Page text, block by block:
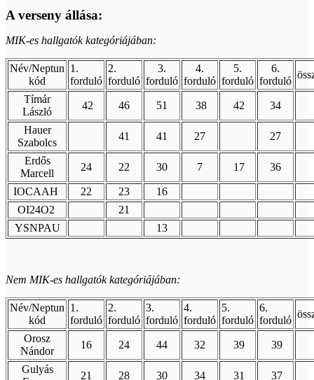
A verseny állása:
MIK-es hallgatók kategóriájában:
Név/Neptun
kód
1.
forduló
2.
forduló
3.
forduló
4.
forduló
5.
forduló
6.
forduló
Tímár
László
42 46 51 38 42 34
Hauer
Szabolcs
41 41 27 27
Erdős
Marcell
24 22 30 7 17 36
IOCAAH 22 23
16
OI24O2
21
YSNPAU
13
Nem MIK-es hallgatók kategóriájában:
Név/Neptun
kód
1.
forduló
2.
forduló
3.
forduló
4.
forduló
5.
forduló
6.
forduló
Orosz
Nándor
16 24 44 32 39 39
Gulyás
21 28 30 34 31 37